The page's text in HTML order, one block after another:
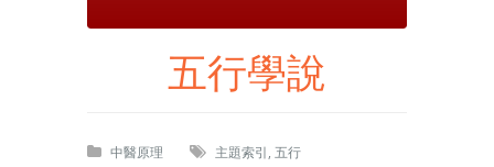
五行學說
中醫原理 主題索引, 五行